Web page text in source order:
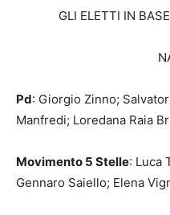
GLI ELETTI IN
Pd: Giorgio Zinno;
Manfredi; Loredana Raia
Movimento 5 Stelle: Luca
Gennaro Saiello; Elena